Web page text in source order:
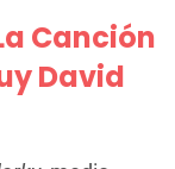
Canción
David